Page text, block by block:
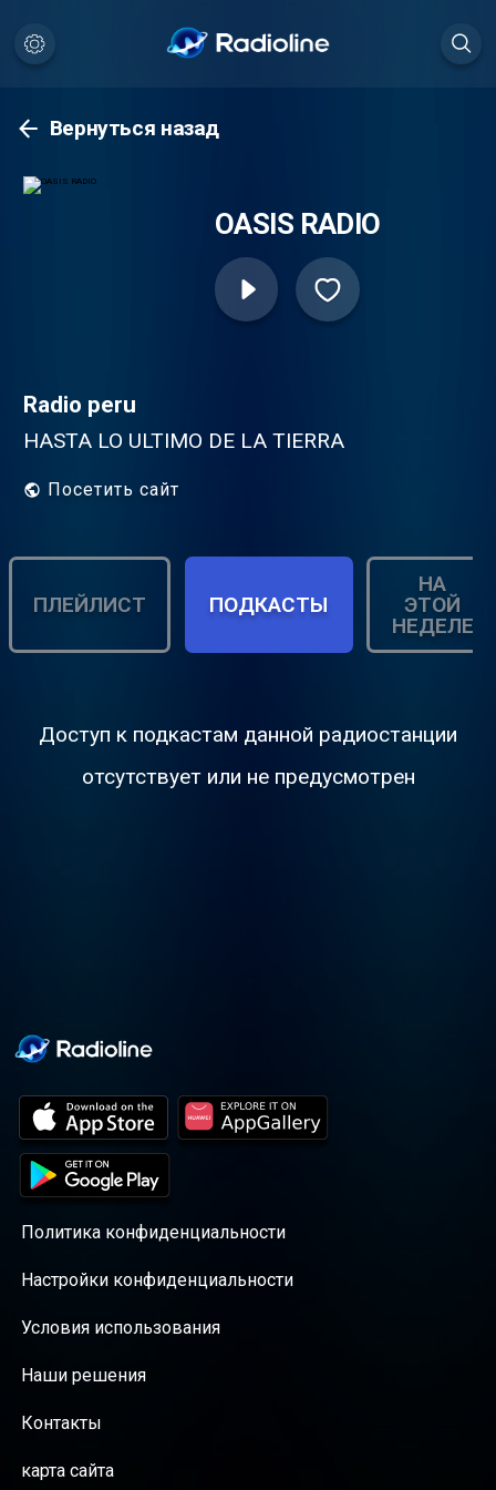
Вернуться назад
OASIS RADIO
Radio peru
HASTA LO ULTIMO DE LA TIERRA
Посетить сайт
ПЛЕЙЛИСТ ПОДКАСТЫ
НА
ЭТОЙ
НЕДЕЛЕ
Доступ к подкастам данной радиостанции
отсутствует или не предусмотрен
Политика конфиденциальности
Настройки конфиденциальности
Условия использования
Наши решения
Контакты
карта сайта